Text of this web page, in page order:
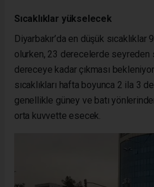
Sıcaklıklar yükselecek
Diyarbakır’da en düşük
olurken, 23 derecelerde seyreden
dereceye kadar çıkması
sıcaklıkları hafta boyunca 2 ila 3
genellikle güney ve batı
orta kuvvette esecek.